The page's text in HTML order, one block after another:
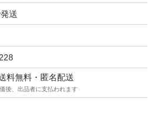
為、価格相談は応じ兼ねます。
売りはしてません
送
料無料・匿名配送
後、出品者に支払われます